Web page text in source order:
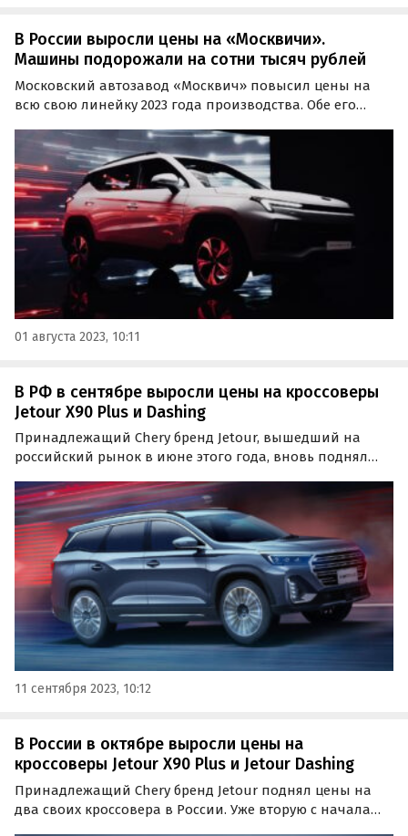
В России выросли цены на «Москвичи».
Машины подорожали на сотни тысяч рублей
Московский автозавод «Москвич» повысил цены на
всю свою линейку 2023 года производства. Обе его
электрический кроссовер «Москвич 3е» – с 1 августа
подорожали на 228-392 тыс. рублей или 10,1-11,5%,
сообщает…
01 августа 2023, 10:11
В РФ в сентябре выросли цены на кроссоверы
Jetour X90 Plus и Dashing
Принадлежащий Chery бренд Jetour, вышедший на
российский рынок в июне этого года, вновь поднял
Dashing подорожали в сентябре на 50 тыс. рублей или
1,4-2,1%, сообщает портал «Автоновости дня».
11 сентября 2023, 10:12
В России в октябре выросли цены на
кроссоверы Jetour X90 Plus и Jetour Dashing
Принадлежащий Chery бренд Jetour поднял цены на
два своих кроссовера в России. Уже вторую с начала